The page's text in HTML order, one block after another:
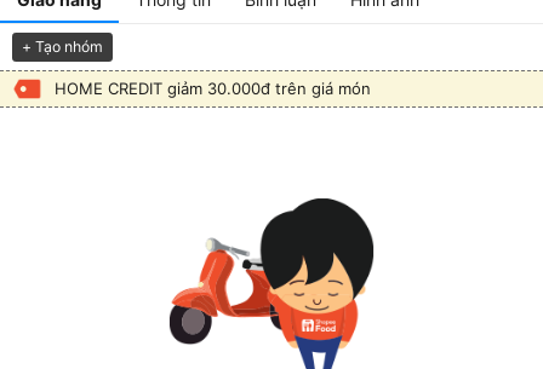
+ Tạo nhóm
HOME CREDIT giảm 30.000đ trên giá món